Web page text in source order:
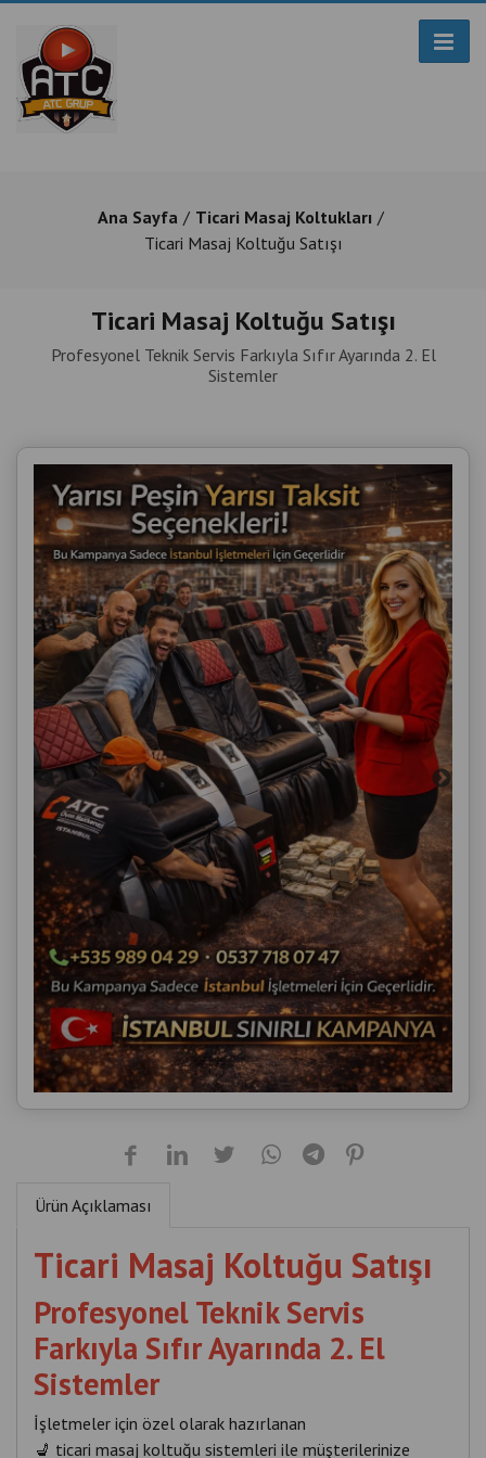
Ana Sayfa
Ticari Masaj Koltukları
Ticari Masaj Koltuğu Satışı
Ticari Masaj Koltuğu Satışı
Profesyonel Teknik Servis Farkıyla Sıfır Ayarında 2. El
Sistemler
Ürün Açıklaması
Ticari Masaj Koltuğu Satışı
Profesyonel Teknik Servis
Farkıyla Sıfır Ayarında 2. El
Sistemler
İşletmeler için özel olarak hazırlanan
💺 ticari masaj koltuğu sistemleri ile müşterilerinize